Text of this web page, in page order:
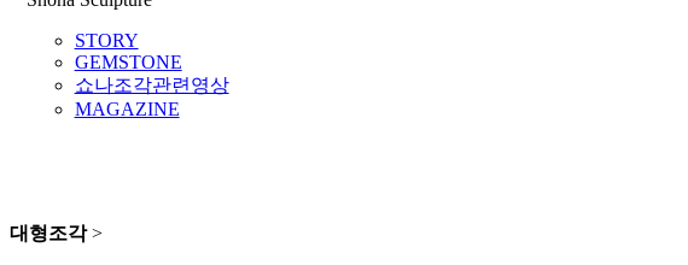
STORY
GEMSTONE
쇼나조각관련영상
MAGAZINE
대형조각>